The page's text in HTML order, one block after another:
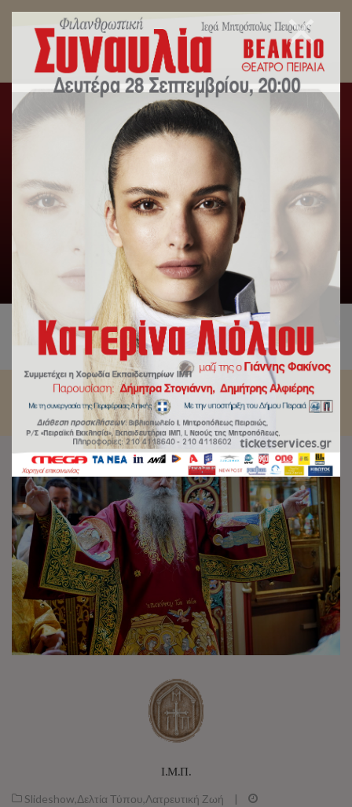
Κυριακή προ της Χριστού Γεννήσεως στον
Μητροπολιτικό Ι.Ν. Αγ. Κωνσταντίνου και
Ελένης Πειραιώς.
Αρχική Slideshow,Δελτία Τύπου,Λατρευτική Ζωή
/
Κυριακή προ της Χριστού Γεννήσεως στον Μητροπολιτικό Ι.Ν.
Αγ. Κωνσταντίνου και Ελένης Πειραιώς.
Ι.Μ.Π.
Slideshow,Δελτία Τύπου,Λατρευτική Ζωή
|